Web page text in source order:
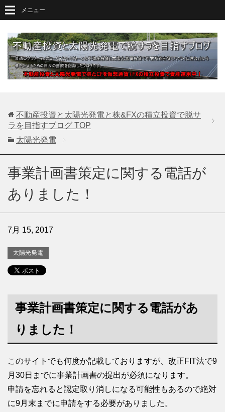
メニュー
不動産投資と太陽光発電と株&FXの積立投資で脱サ
ラを目指すブログ TOP
太陽光発電
事業計画書策定に関する電話が
ありました！
7月 15, 2017
太陽光発電
事業計画書策定に関する電話があ
りました！
このサイトでも何度か記載しておりますが、改正FIT法で9
月30日までに事業計画書の提出が必須になります。
申請を忘れると認定取り消しになる可能性もあるので絶対
に9月末までに申請をする必要がありました。